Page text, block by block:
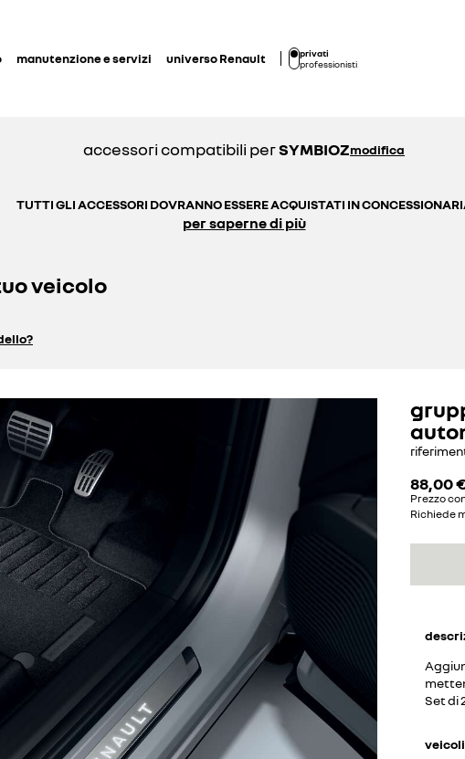
manutenzione e servizi universo Renault
privati
professionisti
accessori compatibili perSYMBIOZmodifica
TUTTI GLI ACCESSORI DOVRANNO ESSERE ACQUISTATI IN
per saperne di più
veicolo
88,00
Prezzo
Richiede
Set di